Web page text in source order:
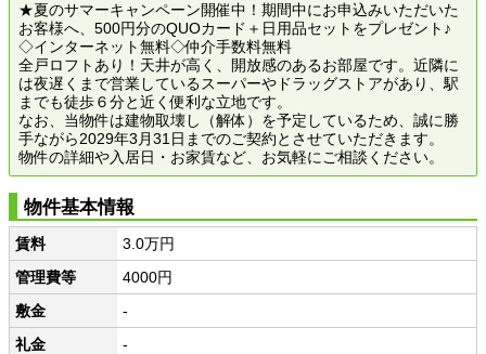
★夏のサマーキャンペーン開催中！期間中にお申込みいただいた
お客様へ、500円分のQUOカード＋日用品セットをプレゼント♪
◇インターネット無料◇仲介手数料無料
全戸ロフトあり！天井が高く、開放感のあるお部屋です。近隣に
は夜遅くまで営業しているスーパーやドラッグストアがあり、駅
までも徒歩６分と近く便利な立地です。
なお、当物件は建物取壊し（解体）を予定しているため、誠に勝
手ながら2029年3月31日までのご契約とさせていただきます。
物件の詳細や入居日・お家賃など、お気軽にご相談ください。
物件基本情報
賃料
3.0万円
管理費等
4000円
敷金
-
礼金
-